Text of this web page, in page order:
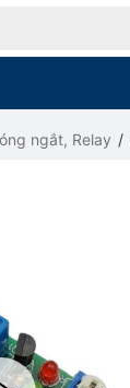
ngắt, Relay